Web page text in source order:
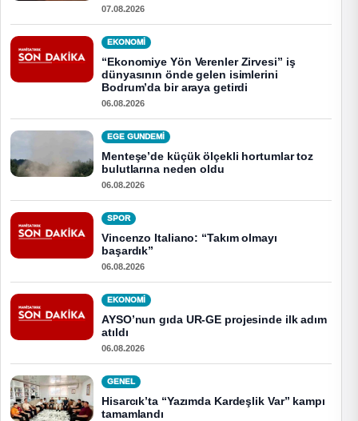
07.08.2026
EKONOMI
“Ekonomiye Yön Verenler Zirvesi” iş
dünyasının önde gelen isimlerini
Bodrum’da bir araya getirdi
06.08.2026
EGE GUNDEMİ
Menteşe’de küçük ölçekli hortumlar toz
bulutlarına neden oldu
06.08.2026
SPOR
Vincenzo Italiano: “Takım olmayı
başardık”
06.08.2026
EKONOMI
AYSO’nun gıda UR-GE projesinde ilk adım
atıldı
06.08.2026
GENEL
Hisarcık’ta “Yazımda Kardeşlik Var” kampı
tamamlandı